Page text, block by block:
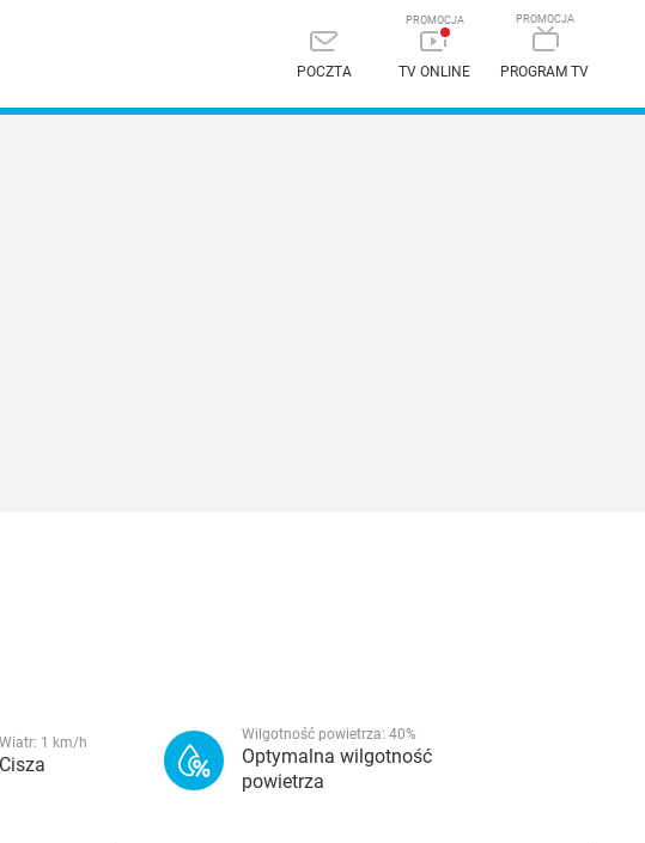
POCZTA TV ONLINE PROGRAM TV
Wiatr: 1 km/h
Cisza
Wilgotność powietrza: 40%
Optymalna wilgotność
powietrza